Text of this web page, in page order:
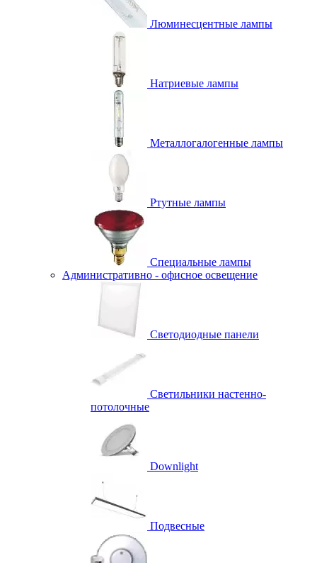
Люминесцентные лампы
Натриевые лампы
Металлогалогенные лампы
Ртутные лампы
Специальные лампы
Административно - офисное освещение
Светодиодные панели
Светильники настенно-
потолочные
Downlight
Подвесные